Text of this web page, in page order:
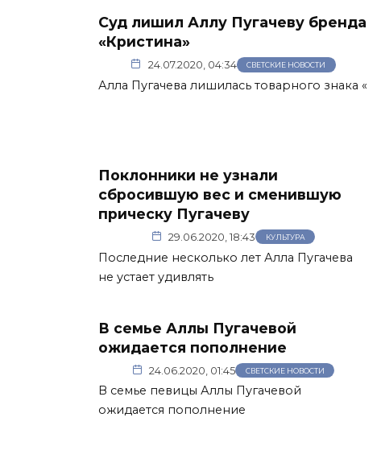
Суд лишил Аллу Пугачеву бренда
«Кристина»
24.07.2020, 04:34 СВЕТСКИЕ НОВОСТИ
Алла Пугачева лишилась товарного знака «
Поклонники не узнали
сбросившую вес и сменившую
прическу Пугачеву
29.06.2020, 18:43 КУЛЬТУРА
Последние несколько лет Алла Пугачева
не устает удивлять
В семье Аллы Пугачевой
ожидается пополнение
24.06.2020, 01:45 СВЕТСКИЕ НОВОСТИ
В семье певицы Аллы Пугачевой
ожидается пополнение